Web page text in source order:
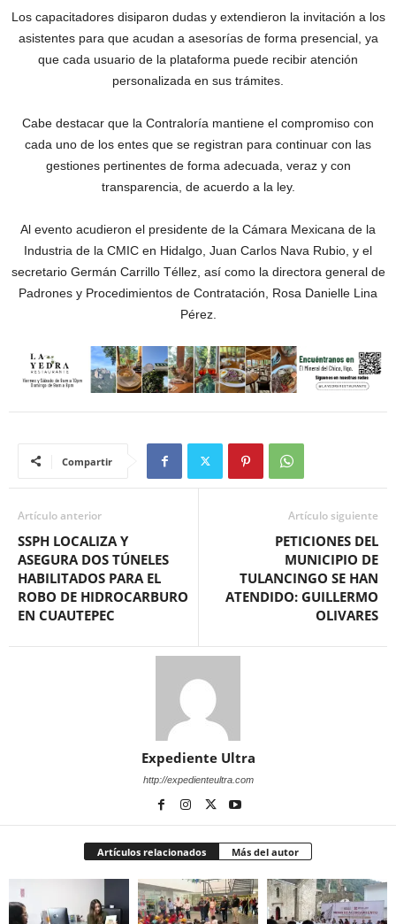
Los capacitadores disiparon dudas y extendieron la invitación a los
asistentes para que acudan a asesorías de forma presencial, ya
que cada usuario de la plataforma puede recibir atención
personalizada en sus trámites.
Cabe destacar que la Contraloría mantiene el compromiso con
cada uno de los entes que se registran para continuar con las
gestiones pertinentes de forma adecuada, veraz y con
transparencia, de acuerdo a la ley.
Al evento acudieron el presidente de la Cámara Mexicana de la
Industria de la CMIC en Hidalgo, Juan Carlos Nava Rubio, y el
secretario Germán Carrillo Téllez, así como la directora general de
Padrones y Procedimientos de Contratación, Rosa Danielle Lina
Pérez.
Compartir
Artículo anterior
SSPH LOCALIZA Y
ASEGURA DOS TÚNELES
HABILITADOS PARA EL
ROBO DE HIDROCARBURO
EN CUAUTEPEC
Artículo siguiente
PETICIONES DEL
MUNICIPIO DE
TULANCINGO SE HAN
ATENDIDO: GUILLERMO
OLIVARES
Expediente Ultra
http://expedienteultra.com
Artículos relacionados Más del autor